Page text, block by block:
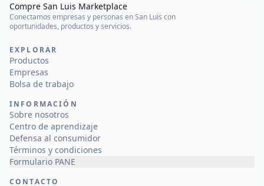
Compre San Luis Marketplace
Conectamos empresas y personas en San Luis con
oportunidades, productos y servicios.
EXPLORAR
Productos
Empresas
Bolsa de trabajo
INFORMACIÓN
Sobre nosotros
Centro de aprendizaje
Defensa al consumidor
Términos y condiciones
Formulario PANE
CONTACTO